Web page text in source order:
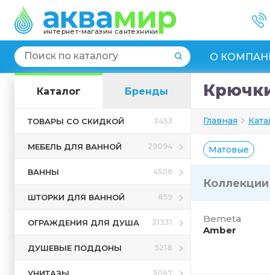
интернет-магазин сантехники
О
Каталог Бренды
ТОВАРЫ СО СКИДКОЙ 3453
МЕБЕЛЬ ДЛЯ ВАННОЙ 29094
ВАННЫ 4506
ШТОРКИ ДЛЯ ВАННОЙ 859
ОГРАЖДЕНИЯ ДЛЯ ДУША 21331
ДУШЕВЫЕ ПОДДОНЫ 5218
УНИТАЗЫ 3067
Главная
Матовые
Коллекции
Bemeta
Amber